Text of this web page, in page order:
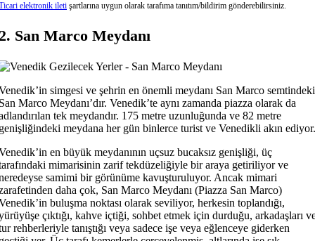
elektronik ileti şartlarına uygun olarak tarafıma tanıtım/bildirim gönderebilirsiniz.
San Marco Meydanı
simgesi ve şehrin en önemli meydanı San Marco semtindeki
Marco Meydanı’dır. Venedik’te aynı zamanda piazza olarak da
tek meydandır. 175 metre uzunluğunda ve 82 metre
meydana her gün binlerce turist ve Venedikli akın ediyor.
en büyük meydanının uçsuz bucaksız genişliği, üç
mimarisinin zarif tekdüzeliğiyle bir araya getiriliyor ve
samimi bir görünüme kavuşturuluyor. Ancak mimari
daha çok, San Marco Meydanı (Piazza San Marco)
buluşma noktası olarak seviliyor, herkesin toplandığı,
çıktığı, kahve içtiği, sohbet etmek için durduğu, arkadaşları
rehberleriyle tanıştığı veya sadece işe veya eğlenceye giderken